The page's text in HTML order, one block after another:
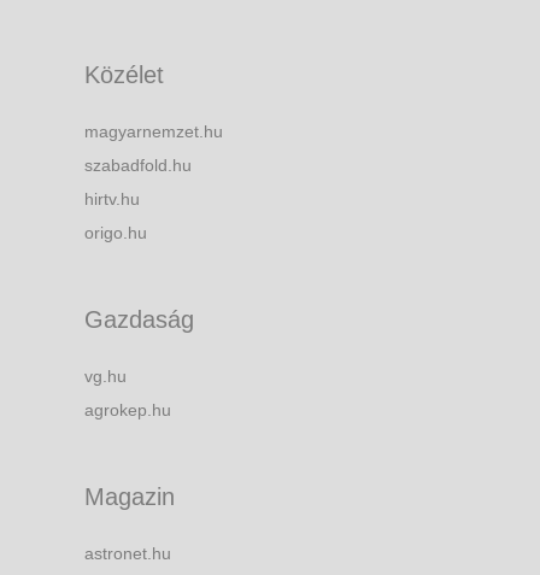
Közélet
magyarnemzet.hu
szabadfold.hu
hirtv.hu
origo.hu
Gazdaság
vg.hu
agrokep.hu
Magazin
astronet.hu